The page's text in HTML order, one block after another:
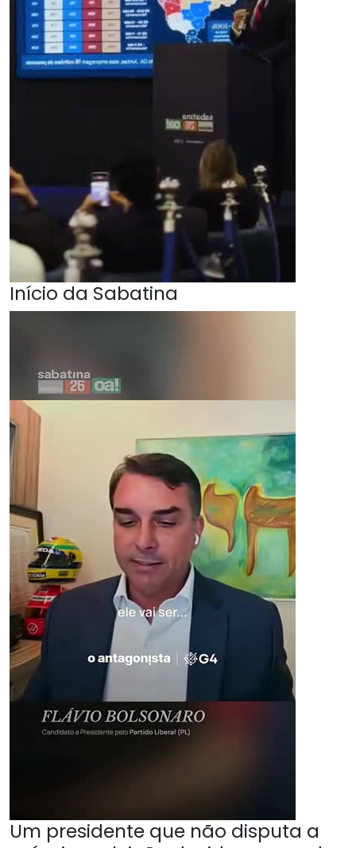
Início da Sabatina
Um presidente que não disputa a